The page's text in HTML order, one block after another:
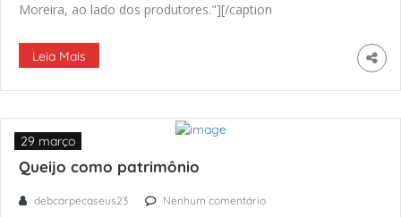
Moreira, ao lado dos produtores."][/caption
Leia Mais
Queijo como patrimônio
29 março
debcarpecaseus23 Nenhum comentário